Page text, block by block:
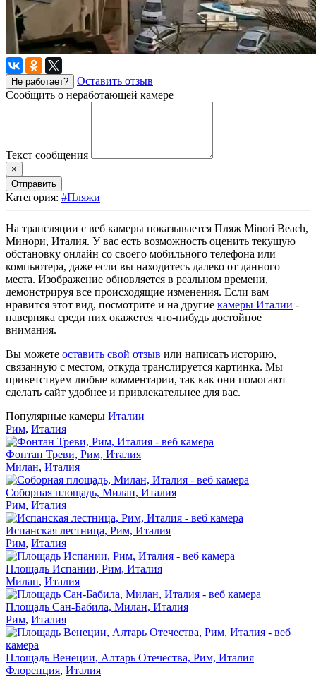
Не работает?
Оставить отзыв
Сообщить о неработающей камере
Текст сообщения
×
Отправить
Категория: #Пляжи
На трансляции с веб камеры показывается Пляж Minori Beach,
Минори, Италия. У вас есть возможность оценить текущую
обстановку онлайн со своего мобильного телефона или
компьютера, даже если вы находитесь далеко от данного
места. Изображение обновляется в реальном времени,
демонстрируя все происходящие изменения. Если вам
нравится этот вид, посмотрите и на другие камеры Италии -
наверняка среди них окажется что-нибудь достойное
внимания.
Вы можете оставить свой отзыв или написать историю,
связанную с местом, откуда транслируется картинка. Мы
приветствуем любые комментарии, так как они помогают
сделать сайт удобнее и привлекательнее для вас.
Популярные камеры Италии
Рим, Италия
Фонтан Треви, Рим, Италия
Милан, Италия
Соборная площадь, Милан, Италия
Рим, Италия
Испанская лестница, Рим, Италия
Рим, Италия
Площадь Испании, Рим, Италия
Милан, Италия
Площадь Сан-Бабила, Милан, Италия
Рим, Италия
Площадь Венеции, Алтарь Отечества, Рим, Италия
Флоренция, Италия